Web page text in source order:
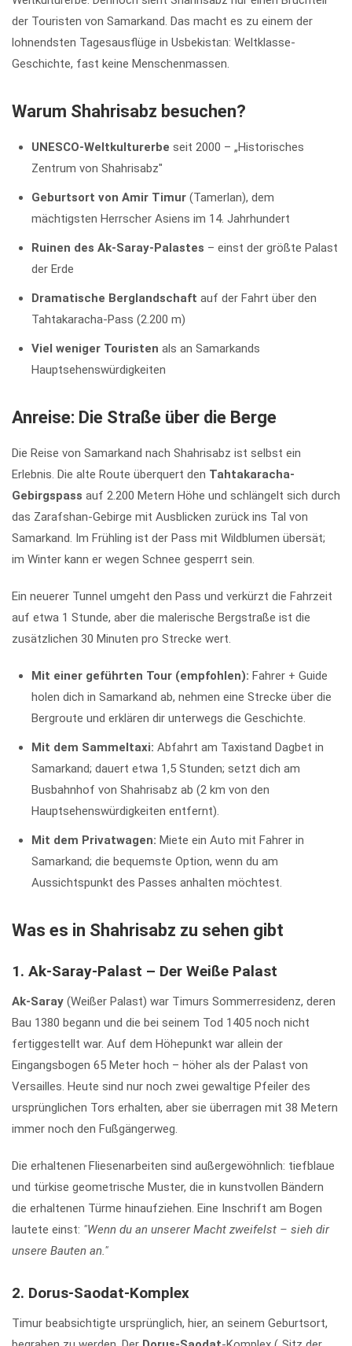
der Touristen von Samarkand. Das macht es zu einem der
lohnendsten Tagesausflüge in Usbekistan: Weltklasse-
Geschichte, fast keine Menschenmassen.
Warum Shahrisabz besuchen?
UNESCO-Weltkulturerbe seit 2000 – „Historisches
Zentrum von Shahrisabz"
Geburtsort von Amir Timur (Tamerlan), dem
mächtigsten Herrscher Asiens im 14. Jahrhundert
Ruinen des Ak-Saray-Palastes – einst der größte Palast
der Erde
Dramatische Berglandschaft auf der Fahrt über den
Tahtakaracha-Pass (2.200 m)
Viel weniger Touristen als an Samarkands
Hauptsehenswürdigkeiten
Anreise: Die Straße über die Berge
Die Reise von Samarkand nach Shahrisabz ist selbst ein
Erlebnis. Die alte Route überquert den Tahtakaracha-
Gebirgspass auf 2.200 Metern Höhe und schlängelt sich durch
das Zarafshan-Gebirge mit Ausblicken zurück ins Tal von
Samarkand. Im Frühling ist der Pass mit Wildblumen übersät;
im Winter kann er wegen Schnee gesperrt sein.
Ein neuerer Tunnel umgeht den Pass und verkürzt die Fahrzeit
auf etwa 1 Stunde, aber die malerische Bergstraße ist die
zusätzlichen 30 Minuten pro Strecke wert.
Mit einer geführten Tour (empfohlen): Fahrer + Guide
holen dich in Samarkand ab, nehmen eine Strecke über die
Bergroute und erklären dir unterwegs die Geschichte.
Mit dem Sammeltaxi: Abfahrt am Taxistand Dagbet in
Samarkand; dauert etwa 1,5 Stunden; setzt dich am
Busbahnhof von Shahrisabz ab (2 km von den
Hauptsehenswürdigkeiten entfernt).
Mit dem Privatwagen: Miete ein Auto mit Fahrer in
Samarkand; die bequemste Option, wenn du am
Aussichtspunkt des Passes anhalten möchtest.
Was es in Shahrisabz zu sehen gibt
1. Ak-Saray-Palast – Der Weiße Palast
Ak-Saray (Weißer Palast) war Timurs Sommerresidenz, deren
Bau 1380 begann und die bei seinem Tod 1405 noch nicht
fertiggestellt war. Auf dem Höhepunkt war allein der
Eingangsbogen 65 Meter hoch – höher als der Palast von
Versailles. Heute sind nur noch zwei gewaltige Pfeiler des
ursprünglichen Tors erhalten, aber sie überragen mit 38 Metern
immer noch den Fußgängerweg.
Die erhaltenen Fliesenarbeiten sind außergewöhnlich: tiefblaue
und türkise geometrische Muster, die in kunstvollen Bändern
die erhaltenen Türme hinaufziehen. Eine Inschrift am Bogen
lautete einst: "Wenn du an unserer Macht zweifelst – sieh dir
unsere Bauten an."
2. Dorus-Saodat-Komplex
Timur beabsichtigte ursprünglich, hier, an seinem Geburtsort,